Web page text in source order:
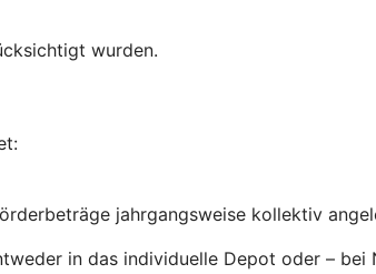
wurden.
jahrgangsweise kollektiv
in das individuelle Depot oder –